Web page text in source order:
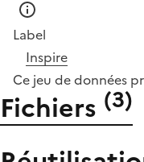
Label
Inspire
Ce jeu de données
Fichiers (3)